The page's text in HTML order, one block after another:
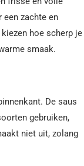
zachte en
hoe scherp je
smaak.
De saus
gebruiken,
niet uit, zolang